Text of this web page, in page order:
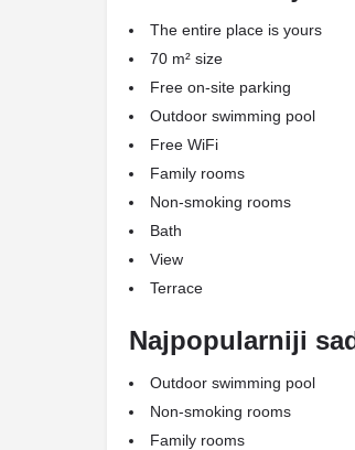
The entire place is yours
70 m² size
Free on-site parking
Outdoor swimming pool
Free WiFi
Family rooms
Non-smoking rooms
Bath
View
Terrace
Najpopularniji
Outdoor swimming pool
Non-smoking rooms
Family rooms